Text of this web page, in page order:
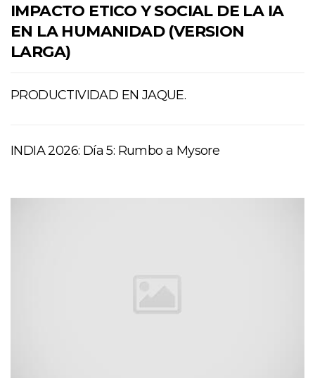
IMPACTO ETICO Y SOCIAL DE LA IA
EN LA HUMANIDAD (VERSION
LARGA)
PRODUCTIVIDAD EN JAQUE.
INDIA 2026: Día 5: Rumbo a Mysore